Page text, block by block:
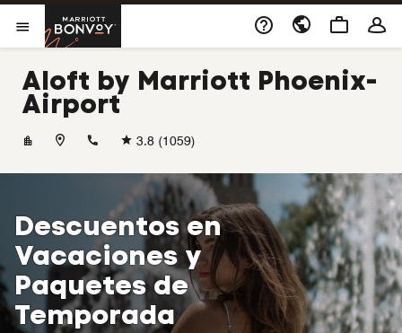
Skip to Content
Abrir el menú
Marriott Bonvoy
Aloft by Marriott Phoenix-
Airport
+16022756300
3.8 (1059)
Descuentos en
Vacaciones y
Paquetes de
Temporada